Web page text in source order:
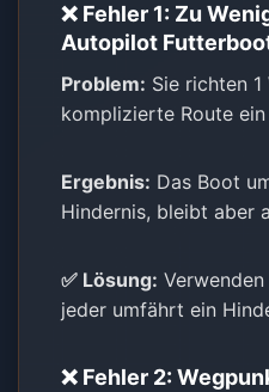
❌ Fehler 1: Zu
Autopilot
Problem: Sie richten
komplizierte Route
Ergebnis: Das Boot
Hindernis, bleibt aber
✅ Lösung:
jeder umfährt ein
❌ Fehler 2: